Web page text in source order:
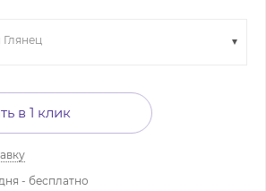
в 1 клик
- бесплатно